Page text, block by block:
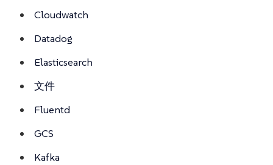
Cloudwatch
Datadog
Elasticsearch
文件
Fluentd
GCS
Kafka